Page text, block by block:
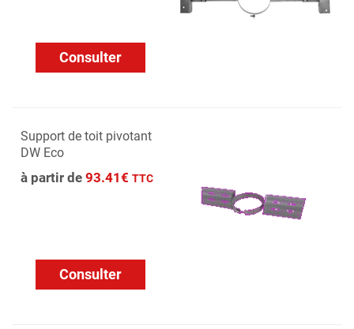
Consulter
Support de toit pivotant
DW Eco
à partir de 93.41€ TTC
Consulter